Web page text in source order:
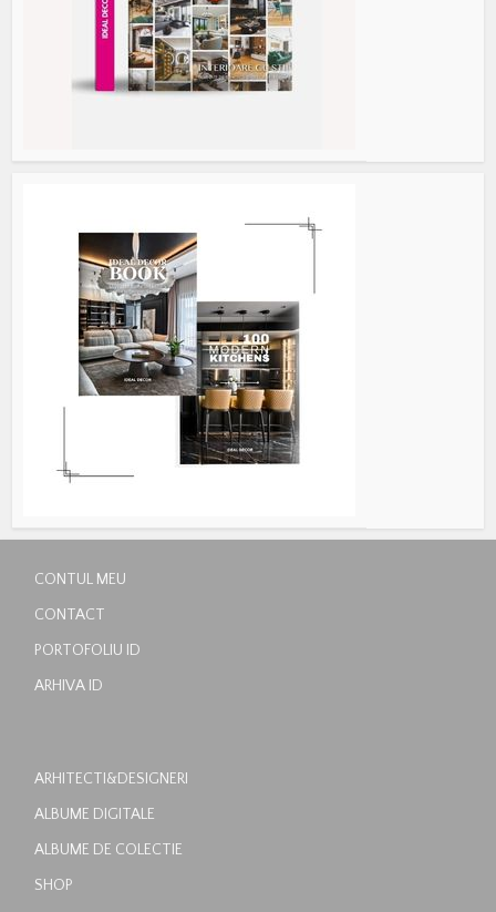
CONTUL MEU
CONTACT
PORTOFOLIU ID
ARHIVA ID
ARHITECTI&DESIGNERI
ALBUME DIGITALE
ALBUME DE COLECTIE
SHOP